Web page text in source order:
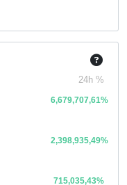
24h %
6,679,707,61%
2,398,935,49%
715,035,43%